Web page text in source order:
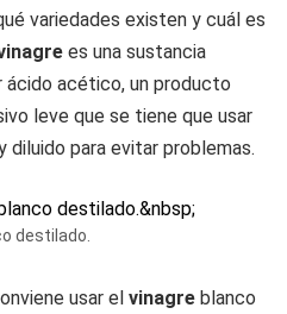
variedades existen y cuál es
es una sustancia
acético, un producto
leve que se tiene que usar
diluido para evitar problemas.
destilado.
usar el vinagre blanco